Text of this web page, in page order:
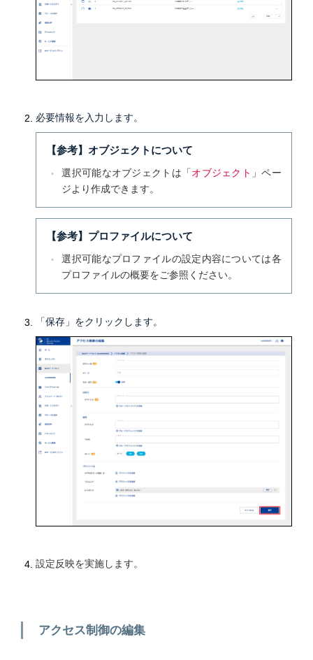
必要情報を入力します。
【参考】オブジェクトについて
選択可能なオブジェクトは「オブジェクト 」ペー
ジより作成できます。
【参考】プロファイルについて
選択可能なプロファイルの設定内容については各
プロファイルの概要をご参照ください。
「保存」をクリックします。
設定反映を実施します。
アクセス制御の編集